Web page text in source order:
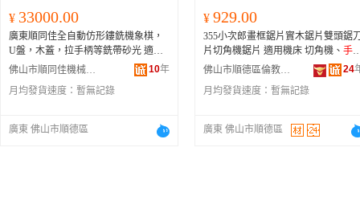
¥ 33000.00
廣東順同佳全自動仿形鏤銑機象棋，
U盤，木蓋，拉手柄等銑帶砂光 適用
范圍 象棋，手拉鋸
，方塊，工藝品、
異形等工件加工范圍30-300mm
佛山市順同佳機械制造有限公司 10年
月均發貨速度： 暫無記錄
廣東 佛山市順德區
¥ 929.00
355小次郎畫框鋸片實木鋸片雙頭鋸
片切角機鋸片 適用機床 切角機、 手
鋸、圓鋸機等木工鋸床
佛山市順德區倫教太皓木工機械店 24
月均發貨速度： 暫無記錄
廣東 佛山市順德區